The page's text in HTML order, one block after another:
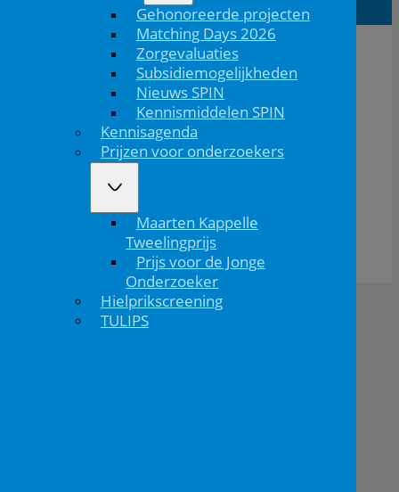
Gehonoreerde projecten
Matching Days 2026
Zorgevaluaties
Subsidiemogelijkheden
Nieuws SPIN
Kennismiddelen SPIN
Kennisagenda
Prijzen voor onderzoekers
Maarten Kappelle
Tweelingprijs
Prijs voor de Jonge
Onderzoeker
Hielprikscreening
TULIPS
Wij adviseren je om contact op te nemen met jouw huisarts of behandelend arts.
Copyright © 2026, Nederlandse Vereniging voor Kindergeneeskunde